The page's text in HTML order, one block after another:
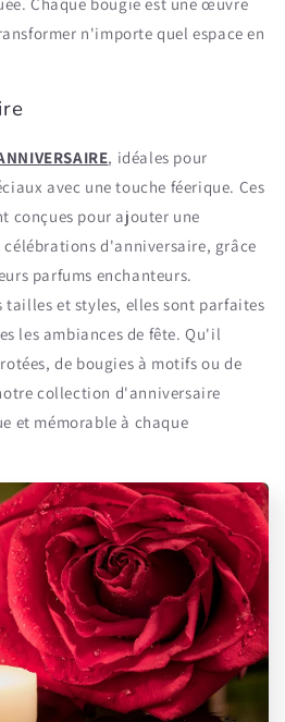
n'importe quel espace en
, idéales pour
avec une touche féerique. Ces
conçues pour ajouter une
d'anniversaire, grâce
parfums enchanteurs.
tailles et styles, elles sont parfaites
les ambiances de fête. Qu'il
de bougies à motifs ou de
collection d'anniversaire
et mémorable à chaque